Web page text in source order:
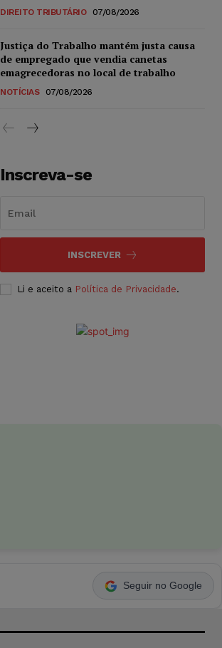
DIREITO TRIBUTÁRIO 07/08/2026
Justiça do Trabalho mantém justa causa
de empregado que vendia canetas
emagrecedoras no local de trabalho
NOTÍCIAS 07/08/2026
Inscreva-se
INSCREVER
Li e aceito a Política de Privacidade.
Seguir no Google